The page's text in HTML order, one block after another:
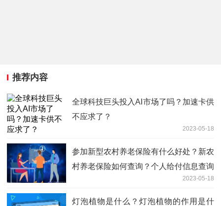
推荐内容
全球科技巨头投入AI市场了吗？加速卡供
不应求了？
2023-05-18
参加新型农村养老保险有什么好处？新农
村养老保险如何查询？个人给付信息查询
2023-05-18
灯泡植物是什么？灯泡植物的作用是什